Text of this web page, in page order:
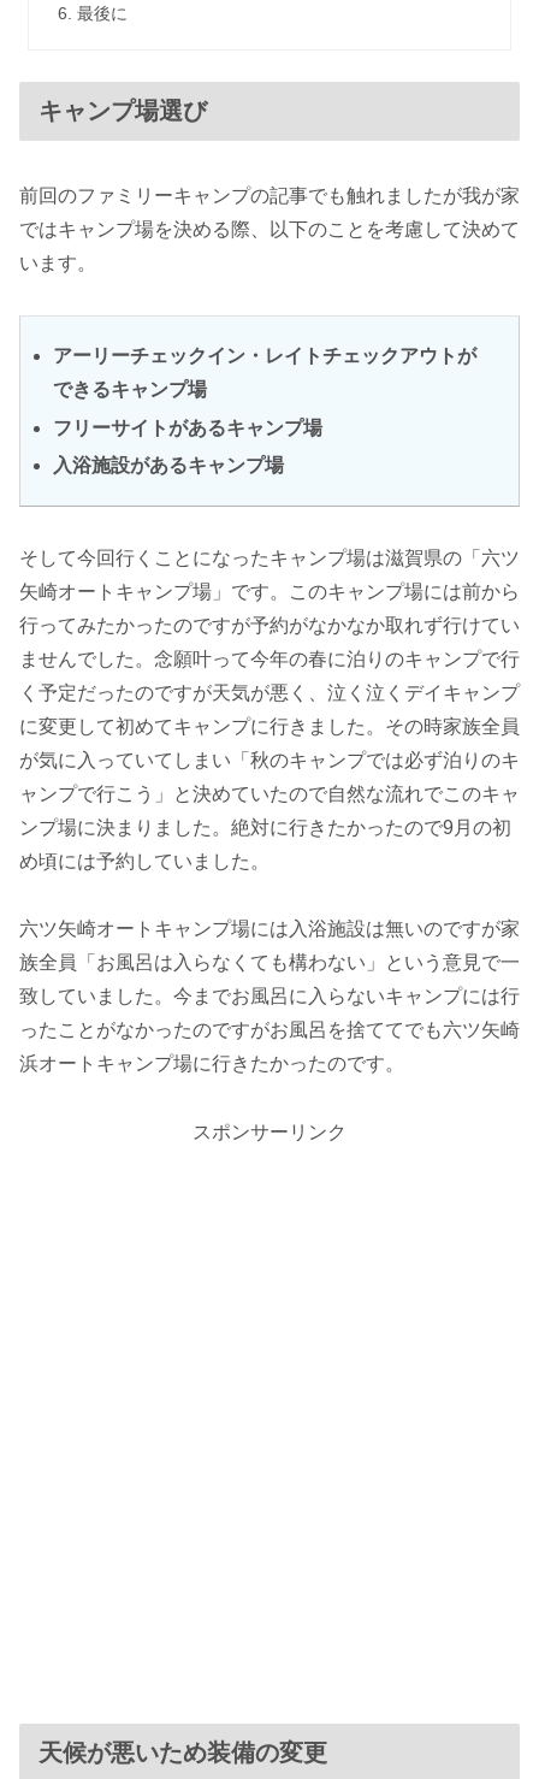
最後に
キャンプ場選び
前回のファミリーキャンプの記事でも触れましたが我が家
ではキャンプ場を決める際、以下のことを考慮して決めて
います。
アーリーチェックイン・レイトチェックアウトが
できるキャンプ場
フリーサイトがあるキャンプ場
入浴施設があるキャンプ場
そして今回行くことになったキャンプ場は滋賀県の「六ツ
矢崎オートキャンプ場」です。このキャンプ場には前から
行ってみたかったのですが予約がなかなか取れず行けてい
ませんでした。念願叶って今年の春に泊りのキャンプで行
く予定だったのですが天気が悪く、泣く泣くデイキャンプ
に変更して初めてキャンプに行きました。その時家族全員
が気に入っていてしまい「秋のキャンプでは必ず泊りのキ
ャンプで行こう」と決めていたので自然な流れでこのキャ
ンプ場に決まりました。絶対に行きたかったので9月の初
め頃には予約していました。
六ツ矢崎オートキャンプ場には入浴施設は無いのですが家
族全員「お風呂は入らなくても構わない」という意見で一
致していました。今までお風呂に入らないキャンプには行
ったことがなかったのですがお風呂を捨ててでも六ツ矢崎
浜オートキャンプ場に行きたかったのです。
スポンサーリンク
天候が悪いため装備の変更